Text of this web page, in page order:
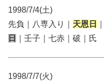
1998/7/4(土)
先負｜八専入り｜ 天恩日
日
｜壬子｜七赤｜破｜氏
1998/7/7(火)